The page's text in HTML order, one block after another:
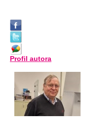
Profil autora